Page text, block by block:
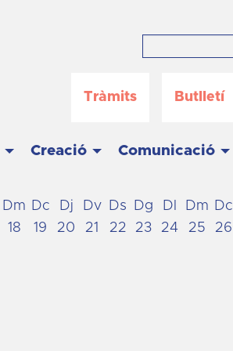
Butlletí
Tràmits
Creació Comunicació
Dm
18
Dc
19
Dj
20
Dv
21
Ds
22
Dg
23
Dl
24
Dm
25
Dc
26